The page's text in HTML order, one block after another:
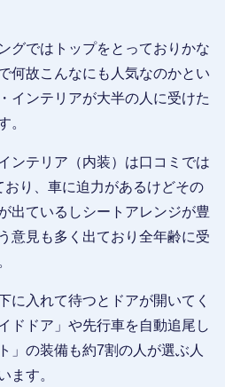
グではトップをとっておりかな
何故こんなにも人気なのかとい
インテリアが大半の人に受けた
。
ンテリア（内装）は口コミでは
り、車に迫力があるけどその
出ているしシートアレンジが豊
意見も多く出ており全年齢に受
に入れて待つとドアが開いてく
ドドア」や先行車を自動追尾し
」の装備も約7割の人が選ぶ人
ます。